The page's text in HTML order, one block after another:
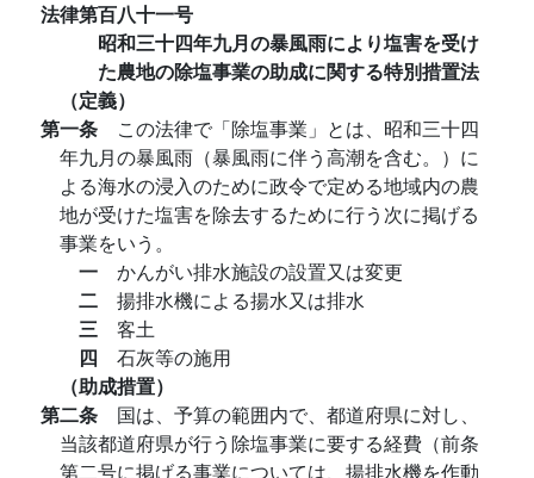
法律第百八十一号
昭和三十四年九月の暴風雨により塩害を受け
た農地の除塩事業の助成に関する特別措置法
（定義）
第一条 この法律で「除塩事業」とは、昭和三十四
年九月の暴風雨（暴風雨に伴う高潮を含む。）に
よる海水の浸入のために政令で定める地域内の農
地が受けた塩害を除去するために行う次に掲げる
事業をいう。
一 かんがい排水施設の設置又は変更
二 揚排水機による揚水又は排水
三 客土
四 石灰等の施用
（助成措置）
第二条 国は、予算の範囲内で、都道府県に対し、
当該都道府県が行う除塩事業に要する経費（前条
第二号に掲げる事業については、揚排水機を作動